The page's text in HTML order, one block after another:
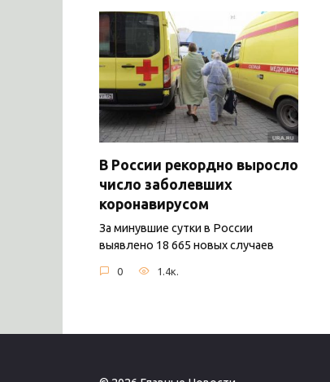
В России рекордно выросло
число заболевших
коронавирусом
За минувшие сутки в России
выявлено 18 665 новых случаев
0 1.4к.